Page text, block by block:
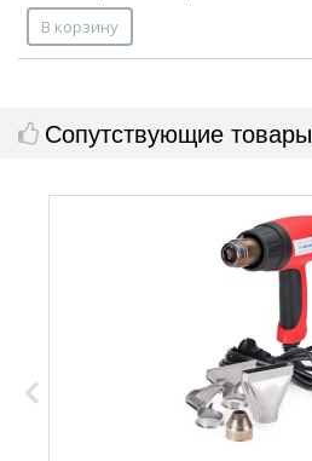
В корзину
Сопутствующие товары